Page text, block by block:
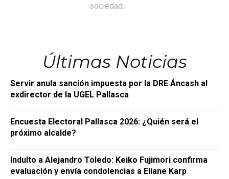
sociedad.
Últimas Noticias
Servir anula sanción impuesta por la DRE Áncash al
exdirector de la UGEL Pallasca
Encuesta Electoral Pallasca 2026: ¿Quién será el
próximo alcalde?
Indulto a Alejandro Toledo: Keiko Fujimori confirma
evaluación y envía condolencias a Eliane Karp